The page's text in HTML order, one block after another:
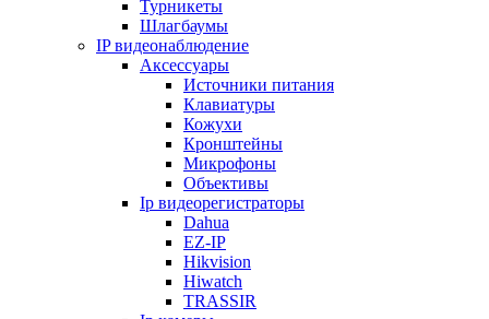
Турникеты
Шлагбаумы
IP видеонаблюдение
Аксессуары
Источники питания
Клавиатуры
Кожухи
Кронштейны
Микрофоны
Объективы
Ip видеорегистраторы
Dahua
EZ-IP
Hikvision
Hiwatch
TRASSIR